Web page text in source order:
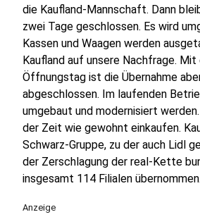
die Kaufland-Mannschaft. Dann
zwei Tage geschlossen. Es wird
Kassen und Waagen werden
Kaufland auf unsere Nachfrage.
Öffnungstag ist die Übernahme
abgeschlossen. Im laufenden
umgebaut und modernisiert
der Zeit wie gewohnt einkaufen.
Schwarz-Gruppe, zu der auch Lidl
der Zerschlagung der real-Kette
insgesamt 114 Filialen übernommen.
Anzeige